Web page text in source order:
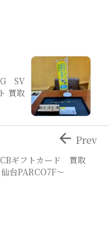
G SV
買取
ギフトカード 買取
台PARCO7F～
 Prev